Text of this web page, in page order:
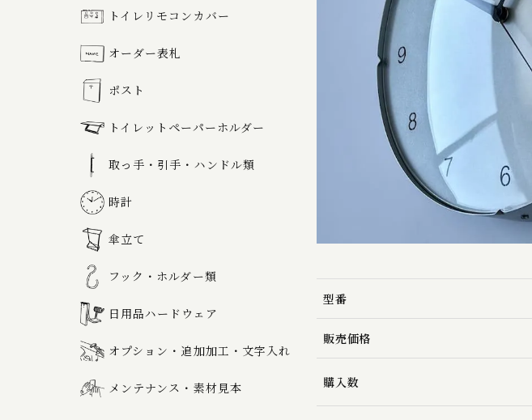
型番
販売価格
購入数
トイレリモコンカバー
オーダー表札
ポスト
トイレットペーパーホルダー
取っ手・引手・ハンドル類
時計
傘立て
フック・ホルダー類
日用品ハードウェア
オプション・追加加工・文字入れ
メンテナンス・素材見本